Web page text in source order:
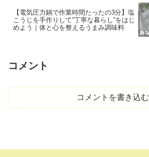
【電気圧力鍋で作業時間たったの3分】塩
こうじを手作りして“丁寧な暮らし”をはじ
めよう｜体と心を整えるうまみ調味料
コメント
コメントを書き込む